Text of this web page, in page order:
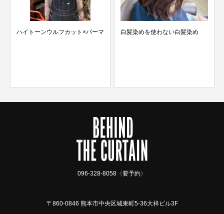
ハイトーンウルフカット×パーマ 白髪染めを使わない白髪染め
096-328-8058〈要予約〉
〒860-0846 熊本市中央区城東町5-36大祥ビル3F